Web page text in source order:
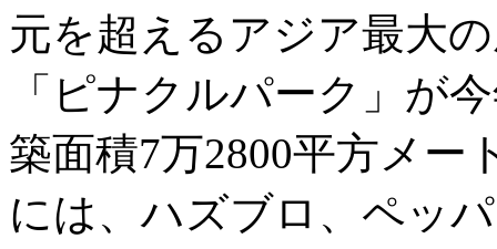
元を超えるアジア最大
「ピナクルパーク」が
築面積7万2800平方メ
には、ハズブロ、ペッ